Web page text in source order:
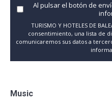
Al pulsar el botón de
TURISMO Y HOTELES DE
consentimiento, una lista de
comunicaremos sus datos a
Music